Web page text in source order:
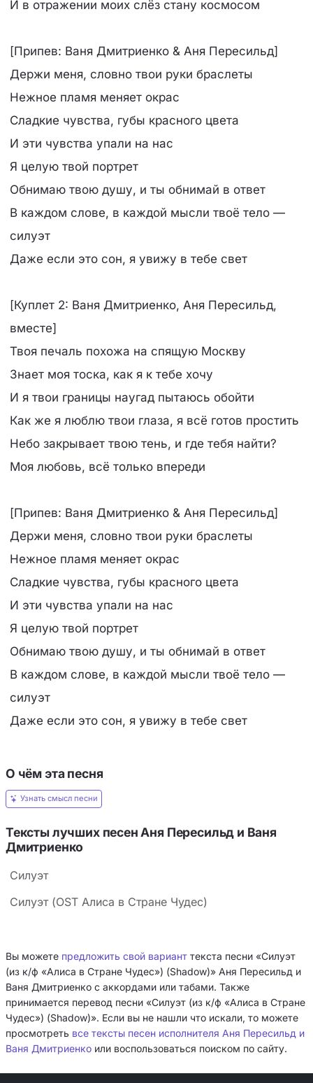
И в отражении моих слёз стану космосом
[Припев: Ваня Дмитриенко & Аня Пересильд]
Держи меня, словно твои руки браслеты
Нежное пламя меняет окрас
Сладкие чувства, губы красного цвета
И эти чувства упали на нас
Я целую твой портрет
Обнимаю твою душу, и ты обнимай в ответ
В каждом слове, в каждой мысли твоё тело —
силуэт
Даже если это сон, я увижу в тебе свет
[Куплет 2: Ваня Дмитриенко, Аня Пересильд,
вместе]
Твоя печаль похожа на спящую Москву
Знает моя тоска, как я к тебе хочу
И я твои границы наугад пытаюсь обойти
Как же я люблю твои глаза, я всё готов простить
Небо закрывает твою тень, и где тебя найти?
Моя любовь, всё только впереди
[Припев: Ваня Дмитриенко & Аня Пересильд]
Держи меня, словно твои руки браслеты
Нежное пламя меняет окрас
Сладкие чувства, губы красного цвета
И эти чувства упали на нас
Я целую твой портрет
Обнимаю твою душу, и ты обнимай в ответ
В каждом слове, в каждой мысли твоё тело —
силуэт
Даже если это сон, я увижу в тебе свет
О чём эта песня
Узнать смысл песни
Тексты лучших песен Аня Пересильд и Ваня
Дмитриенко
Силуэт
Силуэт (OST Алиса в Стране Чудес)
Вы можете предложить свой вариант текста песни «Силуэт
(из к/ф «Алиса в Стране Чудес») (Shadow)» Аня Пересильд и
Ваня Дмитриенко с аккордами или табами. Также
принимается перевод песни «Силуэт (из к/ф «Алиса в Стране
Чудес») (Shadow)». Если вы не нашли что искали, то можете
просмотреть все тексты песен исполнителя Аня Пересильд и
Ваня Дмитриенко или воспользоваться поиском по сайту.